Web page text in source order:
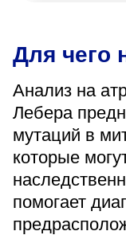
399000, г.
Понедельник —
08:00–16:45
перерыв
Пятница
08:00–15:45
перерыв
Администратор
+7 (4742)
Для чего
Анализ на
Лебера
мутаций в
которые
помогает